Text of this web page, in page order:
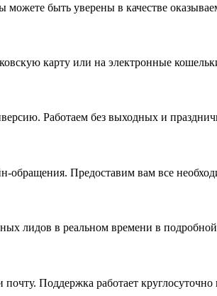
быть уверены в качестве
карту или на электронные
Работаем без выходных и
Предоставим вам все
лидов в реальном времени в
Поддержка работает